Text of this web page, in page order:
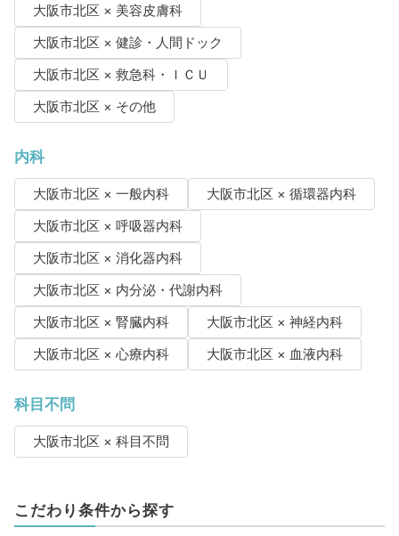
大阪市北区 × 美容皮膚科
大阪市北区 × 健診・人間ドック
大阪市北区 × 救急科・ＩＣＵ
大阪市北区 × その他
内科
大阪市北区 × 一般内科
大阪市北区 × 循環器内科
大阪市北区 × 呼吸器内科
大阪市北区 × 消化器内科
大阪市北区 × 内分泌・代謝内科
大阪市北区 × 腎臓内科
大阪市北区 × 神経内科
大阪市北区 × 心療内科
大阪市北区 × 血液内科
科目不問
大阪市北区 × 科目不問
こだわり条件から探す